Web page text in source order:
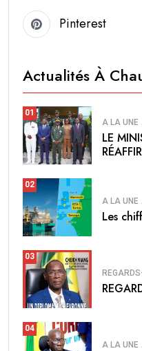
Pinterest
Actualités À
01
A LA UNE
LE
02
A LA UNE
Les
03
04
A LA UNE